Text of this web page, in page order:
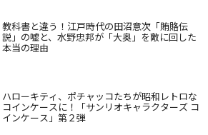
教科書と違う！江戸時代の田沼意次「賄賂伝
説」の嘘と、水野忠邦が「大奥」を敵に回した
本当の理由
ハローキティ、ポチャッコたちが昭和レトロな
コインケースに！「サンリオキャラクターズ コ
インケース」第２弾